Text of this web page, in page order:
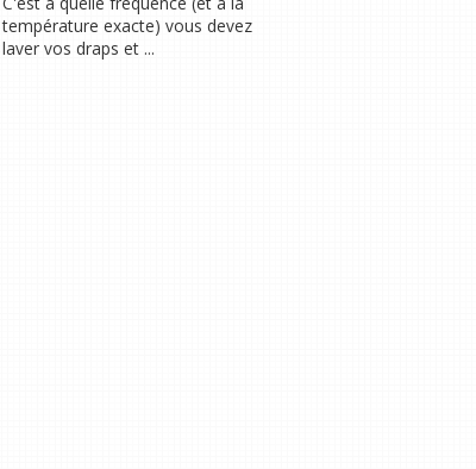
température exacte) vous devez
laver vos draps et ...